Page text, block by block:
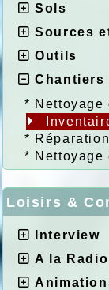
Sols
Sources
Outils
Chantiers
*
*
*
Loisirs &
Interview
A la